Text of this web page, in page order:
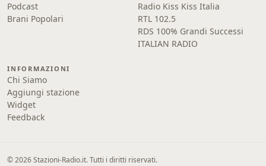
Podcast
Brani Popolari
Radio Kiss Kiss Italia
RTL 102.5
RDS 100% Grandi Successi
ITALIAN RADIO
INFORMAZIONI
Chi Siamo
Aggiungi stazione
Widget
Feedback
© 2026 Stazioni-Radio.it. Tutti i diritti riservati.